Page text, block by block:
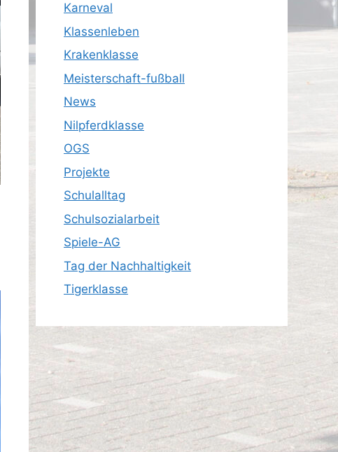
Karneval
Klassenleben
Krakenklasse
Meisterschaft-fußball
News
Nilpferdklasse
OGS
Projekte
Schulalltag
Schulsozialarbeit
Spiele-AG
Tag der Nachhaltigkeit
Tigerklasse